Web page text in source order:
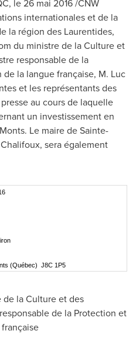
, le 26 mai 2016 /CNW
internationales et de la
la région des Laurentides,
du ministre de la Culture et
responsable de la
la langue française, M. Luc
et les représentants des
au cours de laquelle
un investissement en
. Le maire deSainte-
sera également
(Québec) J8C 1P5
de la Culture et des
de la Protection et